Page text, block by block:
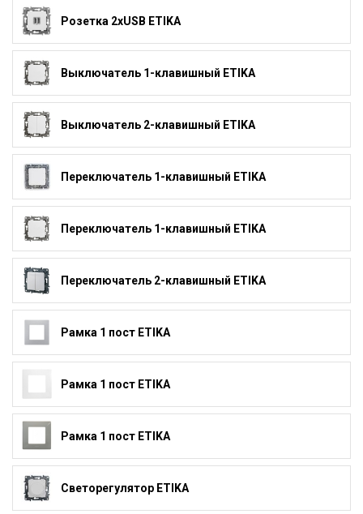
Розетка 2xUSB ETIKA
Выключатель 1-клавишный ETIKA
Выключатель 2-клавишный ETIKA
Переключатель 1-клавишный ETIKA
Переключатель 1-клавишный ETIKA
Переключатель 2-клавишный ETIKA
Рамка 1 пост ETIKA
Рамка 1 пост ETIKA
Рамка 1 пост ETIKA
Светорегулятор ETIKA